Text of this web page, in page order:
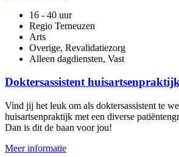
16 - 40 uur
Regio Terneuzen
Arts
Overige, Revalidatiezorg
Alleen dagdiensten, Vast
Doktersassistent
Vind jij het leuk om als doktersassistent te
huisartsenpraktijk met een diverse
Dan is dit de baan voor jou!
Meer informatie